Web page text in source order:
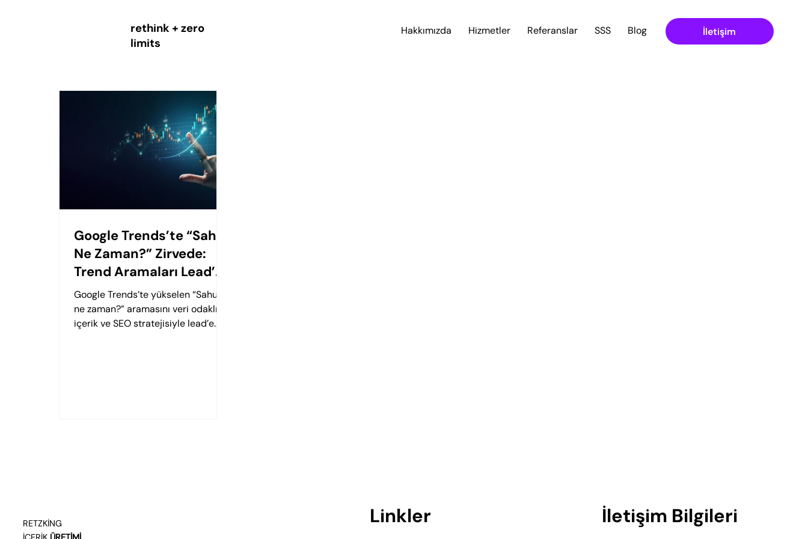
Hakkımızda Hizmetler Referanslar SSS Blog İletişim
rethink + zero
limits
Google Trends’te “Sahur
Ne Zaman?” Zirvede:
Trend Aramaları Lead’e
Dönüştürmenin
Stratejik Yolu
Google Trends’te yükselen “Sahur
ne zaman?” aramasını veri odaklı
içerik ve SEO stratejisiyle lead’e
İletişim Bilgileri
RETZKING
Linkler